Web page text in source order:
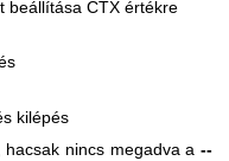
beállítása CTX értékre
kilépés
hacsak nincs megadva a --